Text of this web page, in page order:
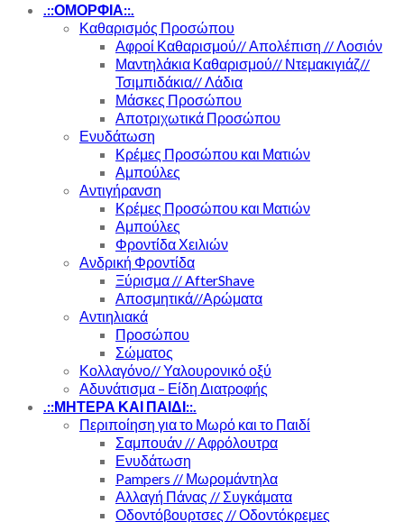
.::ΟΜΟΡΦΙΑ::.
Καθαρισμός Προσώπου
Αφροί Καθαρισμού// Απολέπιση // Λοσιόν
Μαντηλάκια Καθαρισμού// Ντεμακιγιάζ//
Τσιμπιδάκια// Λάδια
Μάσκες Προσώπου
Αποτριχωτικά Προσώπου
Ενυδάτωση
Κρέμες Προσώπου και Ματιών
Αμπούλες
Αντιγήρανση
Κρέμες Προσώπου και Ματιών
Αμπούλες
Φροντίδα Χειλιών
Ανδρική Φροντίδα
Ξύρισμα // AfterShave
Αποσμητικά//Αρώματα
Αντιηλιακά
Προσώπου
Σώματος
Κολλαγόνο// Υαλουρονικό οξύ
Αδυνάτισμα – Είδη Διατροφής
.::ΜΗΤΕΡΑ ΚΑΙ ΠΑΙΔΙ::.
Περιποίηση για το Μωρό και το Παιδί
Σαμπουάν // Αφρόλουτρα
Ενυδάτωση
Pampers // Μωρομάντηλα
Αλλαγή Πάνας // Συγκάματα
Οδοντόβουρτσες // Οδοντόκρεμες